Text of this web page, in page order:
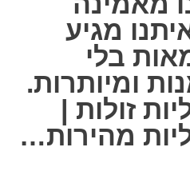
מגיע
בלי
ומיותרות.
זולות |
מהירות…